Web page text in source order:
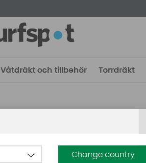
Våtdräkt och tillbehör Torrdräkt
Guider
Vindsurfing
Change country